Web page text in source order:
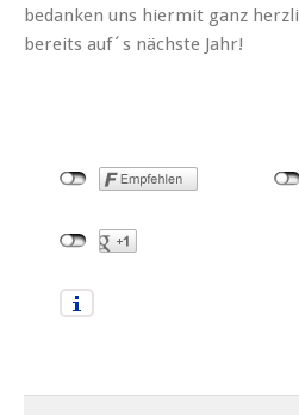
bedanken uns hiermit ganz
bereits auf´s nächste Jahr!